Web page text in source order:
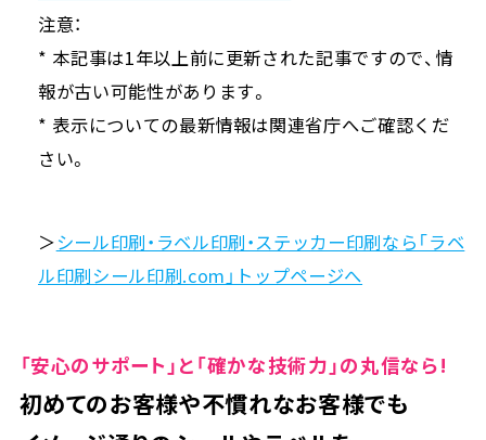
注意：
* 本記事は1年以上前に更新された記事ですので、情
報が古い可能性があります。
* 表示についての最新情報は関連省庁へご確認くだ
さい。
＞シール印刷・ラベル印刷・ステッカー印刷なら「ラベ
ル印刷シール印刷.com」トップページへ
「安心のサポート」と「確かな技術力」の丸信なら!
初めてのお客様や不慣れなお客様でも